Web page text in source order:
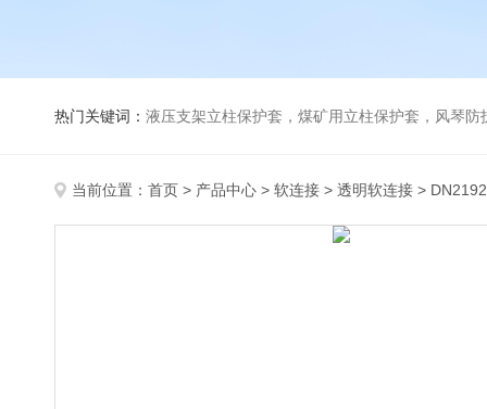
热门关键词： 液压支架立柱保护套，煤矿用立柱保护套，风琴
当前位置： 首页 > 产品中心 > 软连接 > 透明软连接 >